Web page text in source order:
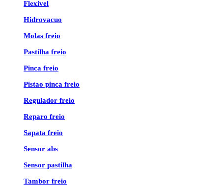
Flexivel
Hidrovacuo
Molas freio
Pastilha freio
Pinca freio
Pistao pinca freio
Regulador freio
Reparo freio
Sapata freio
Sensor abs
Sensor pastilha
Tambor freio